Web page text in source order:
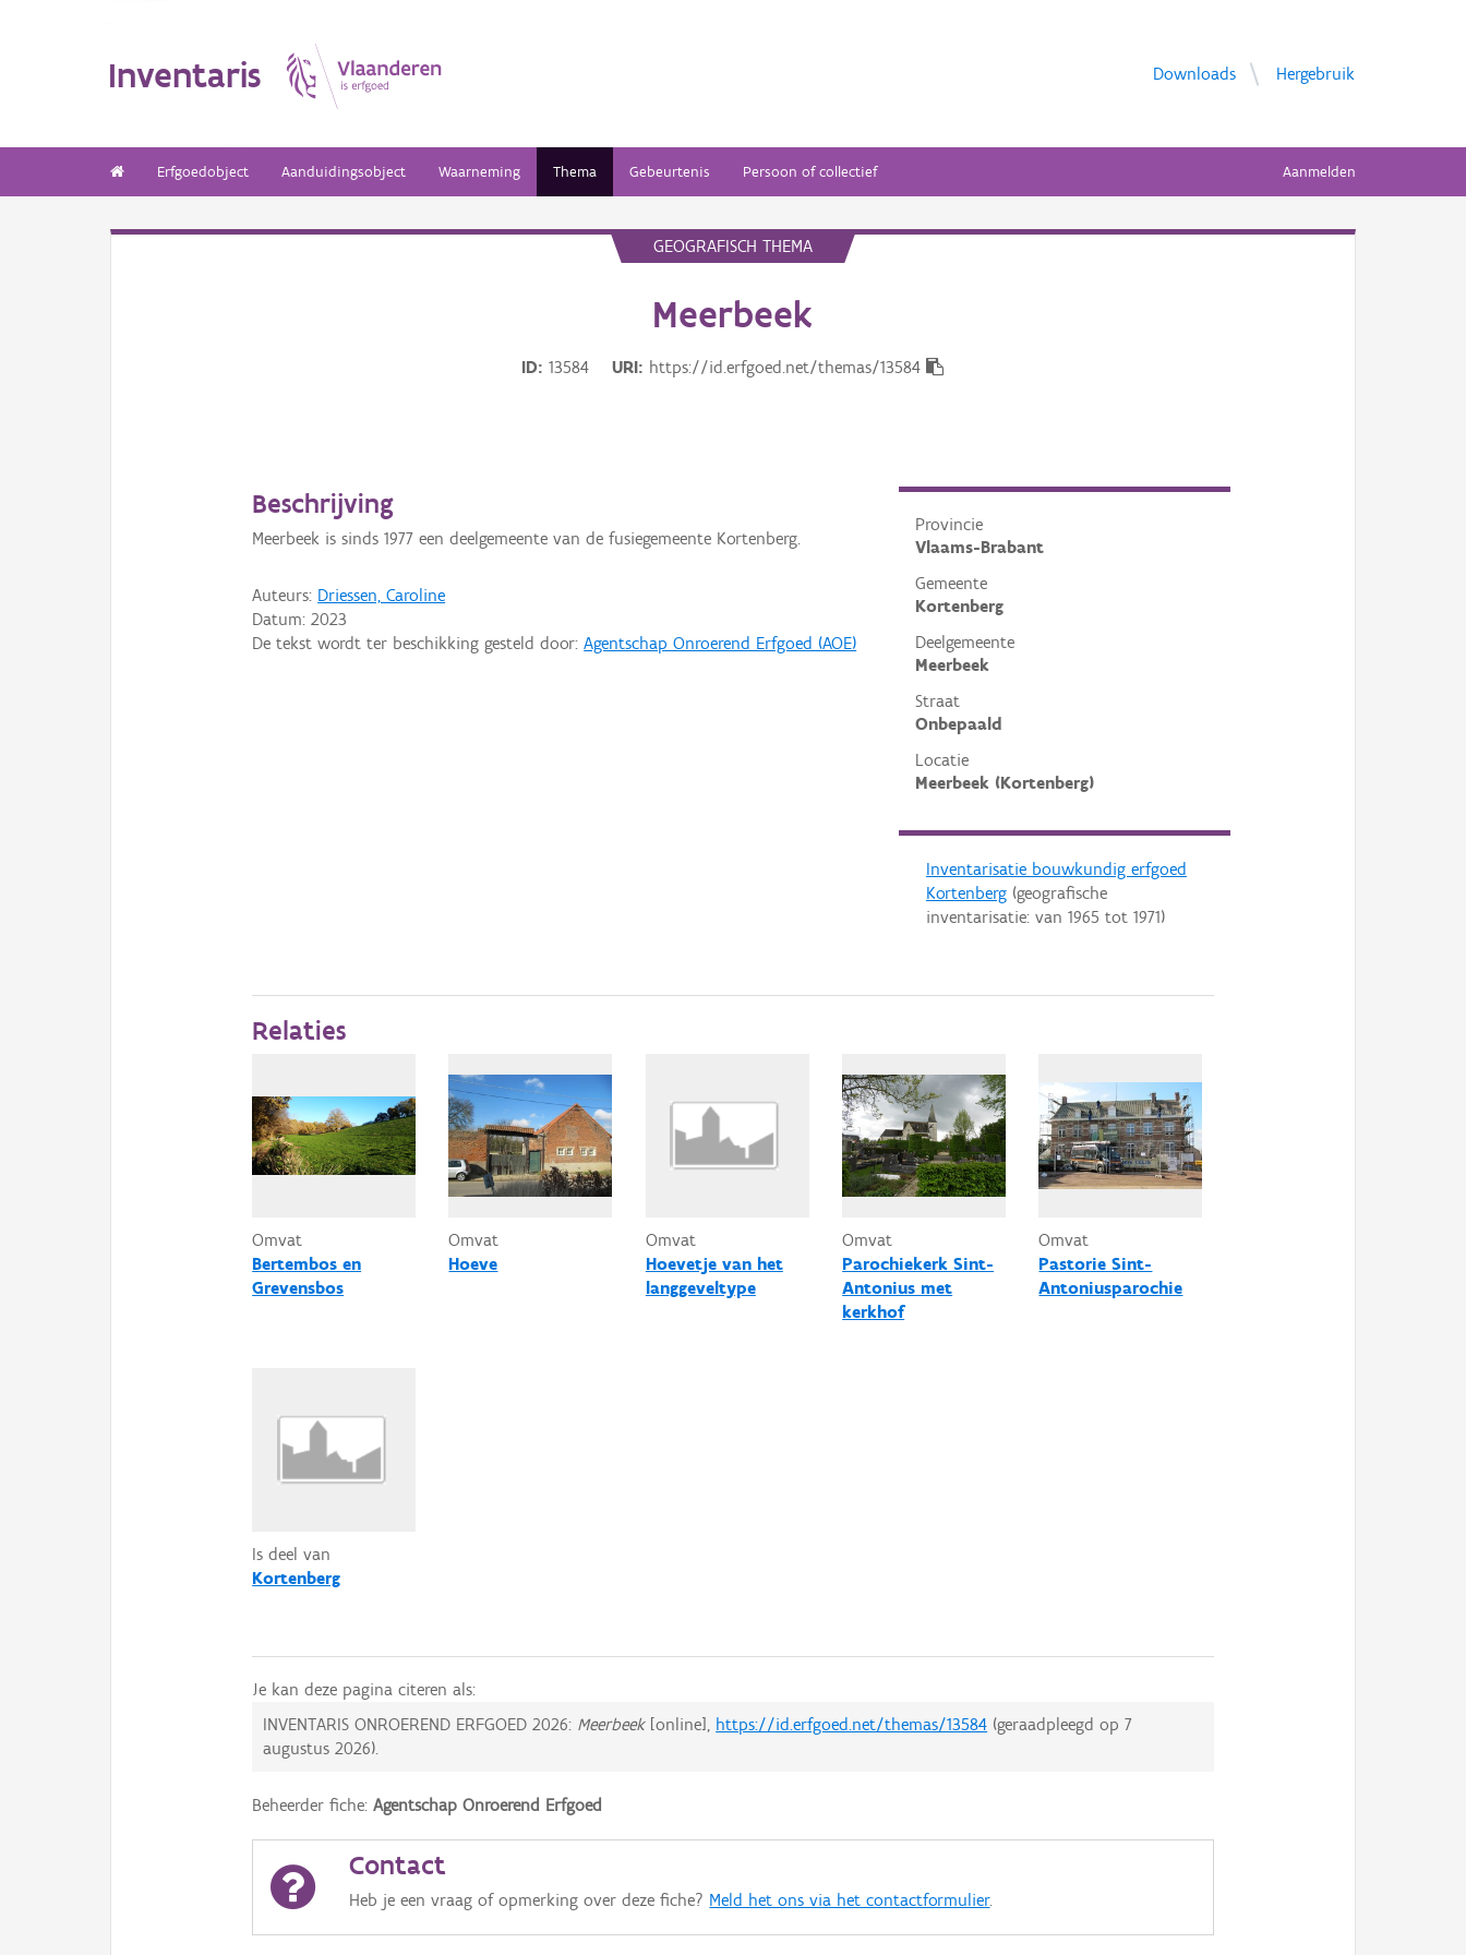
Inventaris Downloads Hergebruik
Erfgoedobject Aanduidingsobject Waarneming Thema Gebeurtenis Persoon of collectief Aanmelden
GEOGRAFISCH THEMA
Meerbeek
ID 13584 URI https://id.erfgoed.net/themas/13584
Provincie
Vlaams-Brabant
Gemeente
Kortenberg
Deelgemeente
Meerbeek
Straat
Onbepaald
Locatie
Meerbeek (Kortenberg)
Inventarisatie bouwkundig erfgoed
Kortenberg(geografische
inventarisatie: van 1965 tot 1971)
Beschrijving
Meerbeek is sinds 1977 een deelgemeente van de fusiegemeente Kortenberg.
Auteurs: Driessen, Caroline
Datum:2023
De tekst wordt ter beschikking gesteld door:Agentschap Onroerend Erfgoed (AOE)
Relaties
Omvat
Bertembos en
Grevensbos
Omvat
Hoeve
Omvat
Hoevetje van het
langgeveltype
Omvat
Parochiekerk Sint-
Antonius met
kerkhof
Omvat
Pastorie Sint-
Antoniusparochie
Is deel van
Kortenberg
Je kan deze pagina citeren als:
INVENTARIS ONROEREND ERFGOED 2026: Meerbeek[online], https://id.erfgoed.net/themas/13584 (geraadpleegd op7
augustus 2026).
Beheerder fiche:Agentschap Onroerend Erfgoed
Contact
Heb je een vraag of opmerking over deze fiche? Meld het ons via het contactformulier.